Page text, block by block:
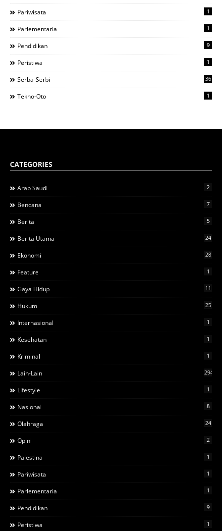
Pariwisata 1
Parlementaria 1
Pendidikan 9
Peristiwa 1
Serba-Serbi 36
Tekno-Oto 1
CATEGORIES
Arab Saudi 2
Bencana 7
Berita 5
Berita Utama 24
Ekonomi 28
Feature 1
Gaya Hidup 11
Hukum 25
Internasional 1
Kesehatan 1
Kriminal 1
Lain-Lain 294
Lifestyle 1
Nasional 8
Olahraga 24
Opini 2
Palestina 1
Pariwisata 1
Parlementaria 1
Pendidikan 9
Peristiwa 1